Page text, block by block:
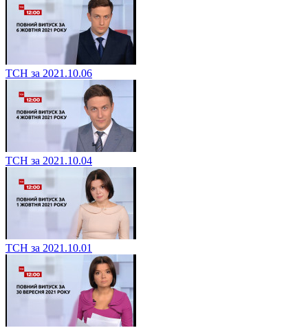
ТСН за 2021.10.06
ТСН за 2021.10.04
ТСН за 2021.10.01